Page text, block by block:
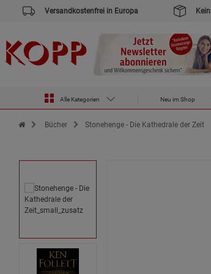
Versandkostenfrei in Europa
Alle Kategorien Neu im Shop
Zur Startseite des Kopp Verlag Online-Shop
Bücher Stonehenge - Die Kathedrale der Zeit